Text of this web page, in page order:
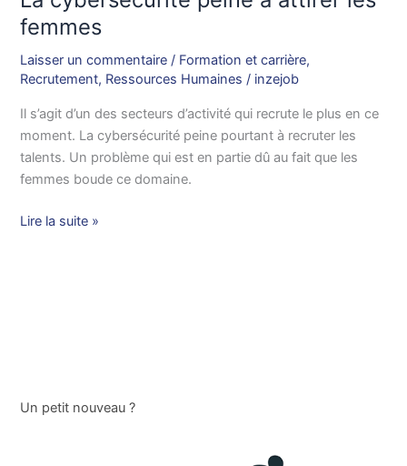
femmes
Laisser un commentaire / Formation et carrière,
Recrutement, Ressources Humaines / inzejob
Il s’agit d’un des secteurs d’activité qui recrute le plus en ce
moment. La cybersécurité peine pourtant à recruter les
talents. Un problème qui est en partie dû au fait que les
femmes boude ce domaine.
femmes
Lire la suite »
Un petit nouveau ?